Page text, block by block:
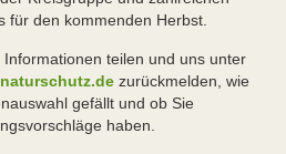
für den kommenden Herbst.
teilen und uns unter
zurückmelden, wie
gefällt und ob Sie
haben.